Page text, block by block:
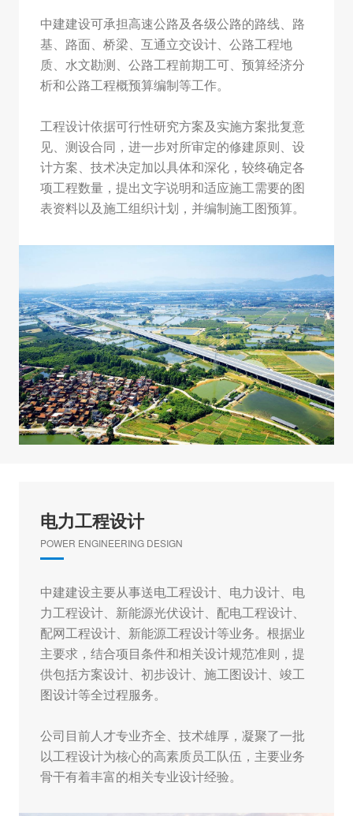
中建建设可承担高速公路及各级公路的路线、路
基、路面、桥梁、互通立交设计、公路工程地
质、水文勘测、公路工程前期工可、预算经济分
析和公路工程概预算编制等工作。
工程设计依据可行性研究方案及实施方案批复意
见、测设合同，进一步对所审定的修建原则、设
计方案、技术决定加以具体和深化，较终确定各
项工程数量，提出文字说明和适应施工需要的图
表资料以及施工组织计划，并编制施工图预算。
电力工程设计
POWER ENGINEERING DESIGN
中建建设主要从事送电工程设计、电力设计、电
力工程设计、新能源光伏设计、配电工程设计、
配网工程设计、新能源工程设计等业务。根据业
主要求，结合项目条件和相关设计规范准则，提
供包括方案设计、初步设计、施工图设计、竣工
图设计等全过程服务。
公司目前人才专业齐全、技术雄厚，凝聚了一批
以工程设计为核心的高素质员工队伍，主要业务
骨干有着丰富的相关专业设计经验。